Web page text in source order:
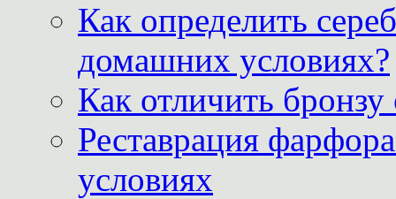
Как определить
домашних условиях?
Как отличить
Реставрация
условиях